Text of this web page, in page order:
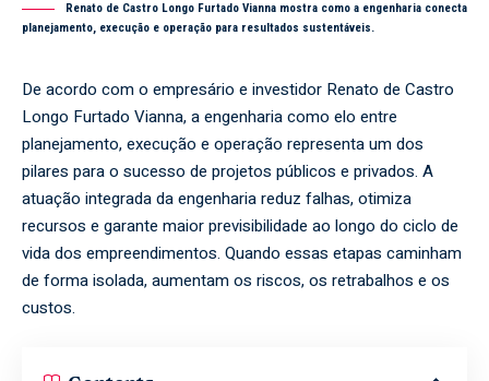
Renato de Castro Longo Furtado Vianna mostra como a engenharia conecta
planejamento, execução e operação para resultados sustentáveis.
De acordo com o empresário e investidor Renato de Castro
Longo Furtado Vianna, a engenharia como elo entre
planejamento, execução e operação representa um dos
pilares para o sucesso de projetos públicos e privados. A
atuação integrada da engenharia reduz falhas, otimiza
recursos e garante maior previsibilidade ao longo do ciclo de
vida dos empreendimentos. Quando essas etapas caminham
de forma isolada, aumentam os riscos, os retrabalhos e os
custos.